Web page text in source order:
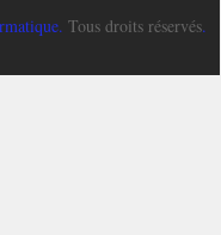
. Tous droits réservés.